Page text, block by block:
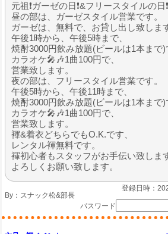
元祖❗ガーゼの日❗&フリースタイルの日❗
昼の部は、ガーゼスタイル営業です。
ガーゼは、無料で、お貸し出し致しま
午後1時から、午後5時まで、
焼酎3000円飲み放題(ビールは1本まで)
カラオケ🎤🎶1曲100円で、
営業致します。
夜の部は、フリースタイル営業です。
午後5時から、午後11時まで、
焼酎3000円飲み放題(ビールは1本まで)
カラオケ🎤🎶1曲100円で、
営業致します。
褌&着衣どちらでもO.K.です、
レンタル褌無料です。
褌初心者もスタッフがお手伝い致しま
よろしくお願い致します。
登録日時：
By： スナック松&部長
パスワード